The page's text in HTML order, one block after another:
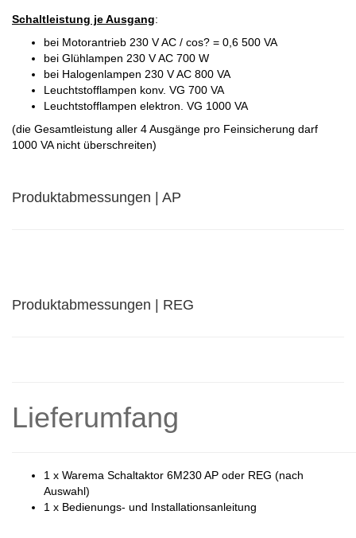
Schaltleistung je Ausgang:
bei Motorantrieb 230 V AC / cos? = 0,6 500 VA
bei Glühlampen 230 V AC 700 W
bei Halogenlampen 230 V AC 800 VA
Leuchtstofflampen konv. VG 700 VA
Leuchtstofflampen elektron. VG 1000 VA
(die Gesamtleistung aller 4 Ausgänge pro Feinsicherung darf
1000 VA nicht überschreiten)
Produktabmessungen | AP
Produktabmessungen | REG
Lieferumfang
1 x Warema Schaltaktor 6M230 AP oder REG (nach
Auswahl)
1 x Bedienungs- und Installationsanleitung